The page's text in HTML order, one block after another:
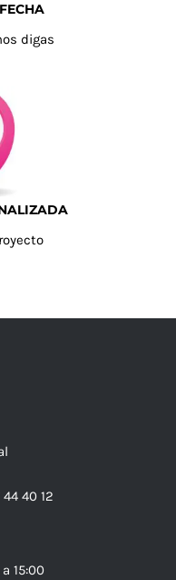
digas
40 12
15:00